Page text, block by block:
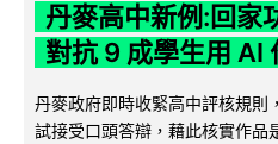
丹麥高中新例:回家
對抗 9 成學生用 AI
丹麥政府即時收緊高中評核規則
試接受口頭答辯，藉此核實作品